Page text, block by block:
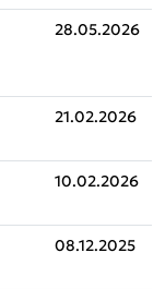
28.05.2026
21.02.2026
10.02.2026
08.12.2025